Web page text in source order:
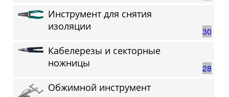
30
Инструмент для снятия
изоляции
28
Кабелерезы и секторные
ножницы
Обжимной инструмент